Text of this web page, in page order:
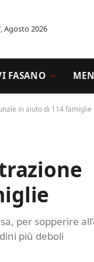
Agosto 2026
FASANO
in aiuto di 114 famiglie
per sopperire
più deboli